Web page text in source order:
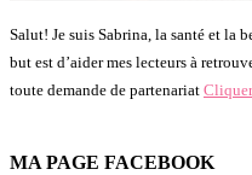
Salut! Je suis Sabrina, la santé et la
but est d’aider mes lecteurs à
toute demande de partenariat
MA PAGE FACEBOOK